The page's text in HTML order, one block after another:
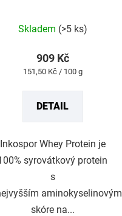
produktu
hvězdiček.
Skladem (>5 ks)
909 Kč
Měrná
151,50 Kč / 100 g
DETAIL
Inkospor Whey Protein je
syrovátkový protein
s
aminokyselinovým
skóre na...